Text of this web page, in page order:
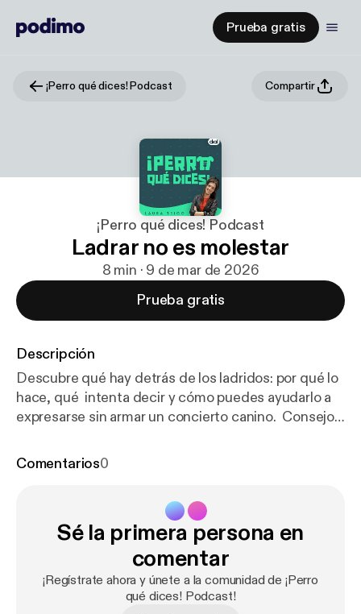
Prueba gratis
¡Perro qué dices! Podcast Compartir
¡Perro qué dices! Podcast
Ladrar no es molestar
8 min · 9 de mar de 2026
Prueba gratis
Descripción
Descubre qué hay detrás de los ladridos: por qué lo
hace, qué intenta decir y cómo puedes ayudarlo a
expresarse sin armar un concierto canino. Consejos
para entender mejor a tu compañero de cuatro
Comentarios0
Sé la primera persona en
comentar
¡Regístrate ahora y únete a la comunidad de ¡Perro
qué dices! Podcast!